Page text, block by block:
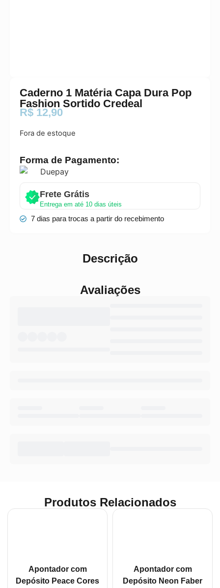
Caderno 1 Matéria Capa Dura Pop
Fashion Sortido Credeal
R$ 12,90
Fora de estoque
Forma de Pagamento:
Frete Grátis
Entrega em até 10 dias úteis
7 dias para trocas a partir do recebimento
Descrição
Avaliações
Produtos Relacionados
Apontador com
Depósito Peace Cores
Apontador com
Depósito Neon Faber